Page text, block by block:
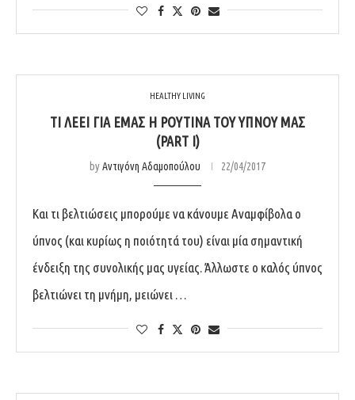
HEALTHY LIVING
ΤΙ ΛΈΕΙ ΓΙΑ ΕΜΆΣ Η ΡΟΥΤΊΝΑ ΤΟΥ ΎΠΝΟΥ ΜΑΣ
(PART I)
byΑντιγόνη Αδαμοπούλου 22/04/2017
Και τι βελτιώσεις μπορούμε να κάνουμε Αναμφίβολα ο
ύπνος (και κυρίως η ποιότητά του) είναι μία σημαντική
ένδειξη της συνολικής μας υγείας. Άλλωστε ο καλός ύπνος
βελτιώνει τη μνήμη, μειώνει …